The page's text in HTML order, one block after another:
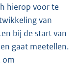
hierop voor te
van
bij de start van
gaat meetellen.
om